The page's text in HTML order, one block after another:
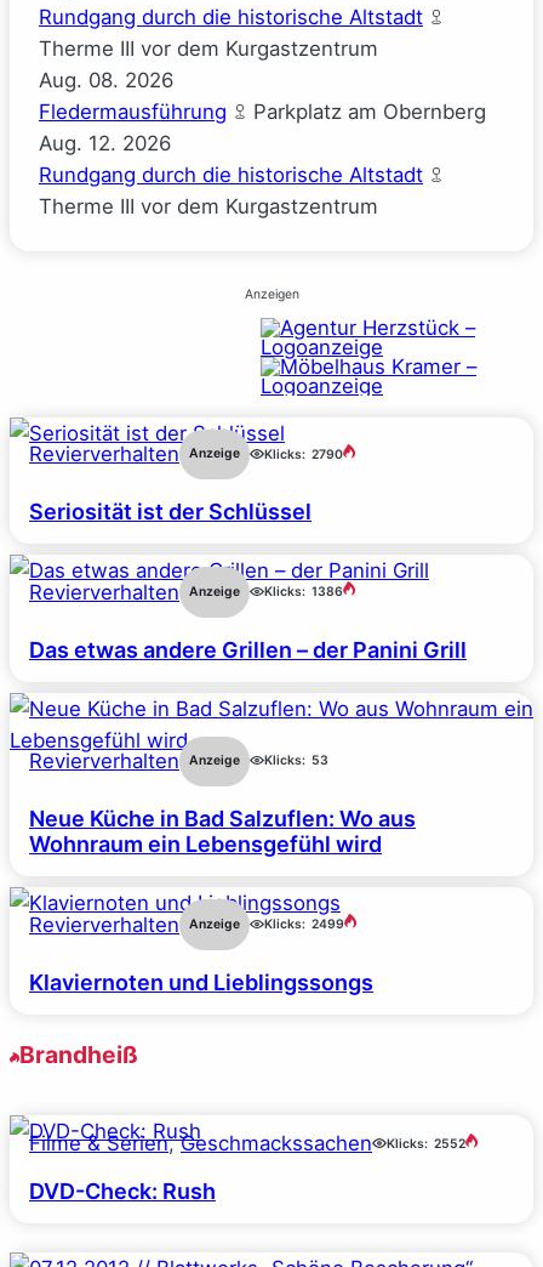
Rundgang durch die historische Altstadt
Therme III vor dem Kurgastzentrum
Aug. 08. 2026
Fledermausführung
Parkplatz am Obernberg
Aug. 12. 2026
Rundgang durch die historische Altstadt
Therme III vor dem Kurgastzentrum
Anzeigen
Revierverhalten Anzeige Klicks: 2790
Seriosität ist der Schlüssel
Revierverhalten Anzeige Klicks: 1386
Das etwas andere Grillen – der Panini Grill
Revierverhalten Anzeige Klicks: 53
Neue Küche in Bad Salzuflen: Wo aus
Wohnraum ein Lebensgefühl wird
Revierverhalten Anzeige Klicks: 2499
Klaviernoten und Lieblingssongs
Brandheiß
Filme & Serien, Geschmackssachen Klicks: 2552
DVD-Check: Rush